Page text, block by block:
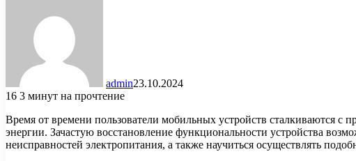
admin23.10.2024
16 3 минут на прочтение
Время от времени пользователи мобильных устройств сталкиваются с
энергии. Зачастую восстановление функциональности устройства
неисправностей электропитания, а также научиться осуществлять